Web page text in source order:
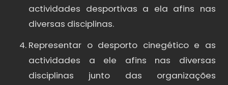
actividades desportivas a ela afins nas
diversas disciplinas.
Representar o desporto cinegético e as
actividades a ele afins nas diversas
disciplinas junto das organizações